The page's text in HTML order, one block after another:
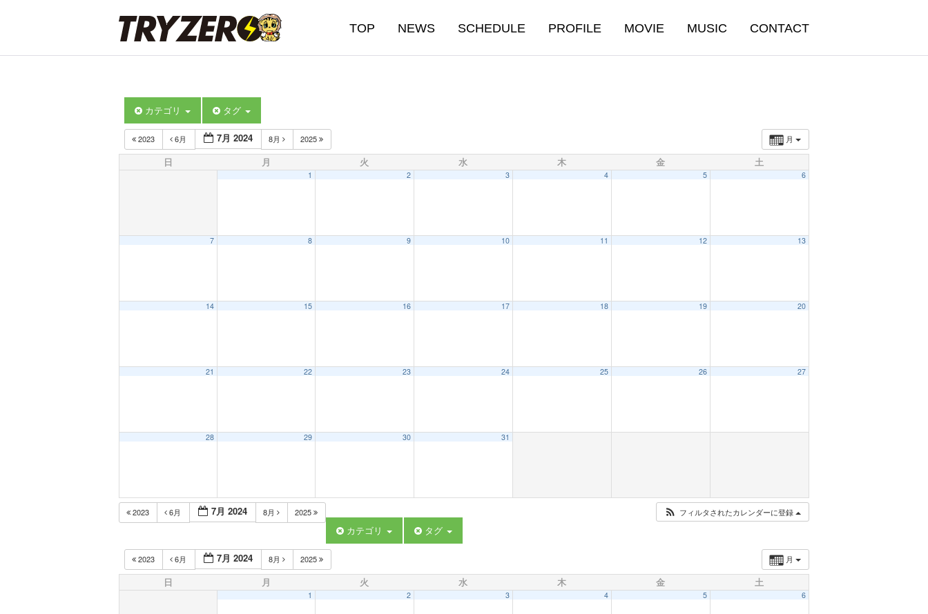
TOP NEWS SCHEDULE PROFILE MOVIE MUSIC CONTACT
カテゴリ タグ
月
2023 6月 7月 2024 8月 2025
日 月 火 水 木 金 土
1 2 3 4 5 6
7 8 9 10 11 12 13
14 15 16 17 18 19 20
21 22 23 24 25 26 27
28 29 30 31
2023 6月 7月 2024 8月 2025 フィルタされたカレンダーに登録
カテゴリ タグ
月
2023 6月 7月 2024 8月 2025
日 月 火 水 木 金 土
1 2 3 4 5 6